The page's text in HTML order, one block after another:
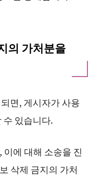
의 가처분을
면, 게시자가 사용
수 있습니다.
에 대해 소송을 진
삭제 금지의 가처